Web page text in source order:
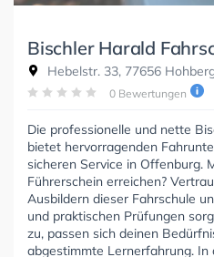
Bischler Harald
Hebelstr. 33, 77656
0 Bewertungen
Die professionelle und nette
bietet hervorragenden
sicheren Service in Offenburg.
Führerschein erreichen?
Ausbildern dieser Fahrschule
und praktischen Prüfungen
zu, passen sich deinen
abgestimmte Lernerfahrung. In